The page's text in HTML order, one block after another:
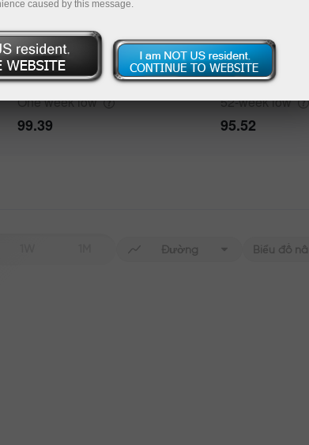
One week
101.04
52-weekhigh
101.77
One weeklow
99.39
52-weeklow
95.52
Đường Biểu đồ
caused by this message.